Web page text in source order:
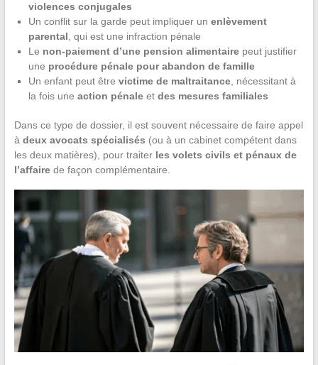
violences conjugales
Un conflit sur la garde peut impliquer un enlèvement
parental , qui est une infraction pénale
Le non-paiement d’une pension alimentairepeut justifier
une procédure pénale pour abandon de famille
Un enfant peut être victime de maltraitance, nécessitant à
la fois une action pénaleet des mesures familiales
Dans ce type de dossier, il est souvent nécessaire de faire appel
à deux avocats spécialisés (ou à un cabinet compétent dans
les deux matières), pour traiter les volets civils et pénaux de
l’affairede façon complémentaire.